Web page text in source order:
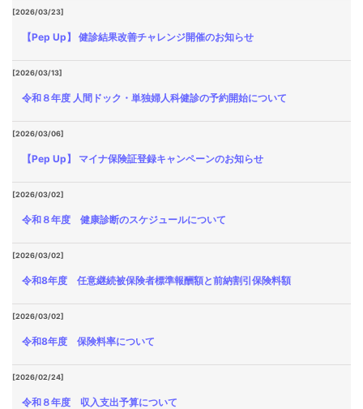
[2026/03/23]
【Pep Up】 健診結果改善チャレンジ開催のお知らせ
[2026/03/13]
令和８年度 人間ドック・単独婦人科健診の予約開始について
[2026/03/06]
【Pep Up】 マイナ保険証登録キャンペーンのお知らせ
[2026/03/02]
令和８年度 健康診断のスケジュールについて
[2026/03/02]
令和8年度 任意継続被保険者標準報酬額と前納割引保険料額
[2026/03/02]
令和8年度 保険料率について
[2026/02/24]
令和８年度 収入支出予算について